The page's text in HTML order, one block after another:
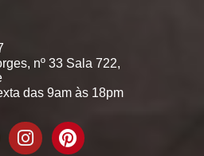
nº 33 Sala 722,
das 9am às 18pm